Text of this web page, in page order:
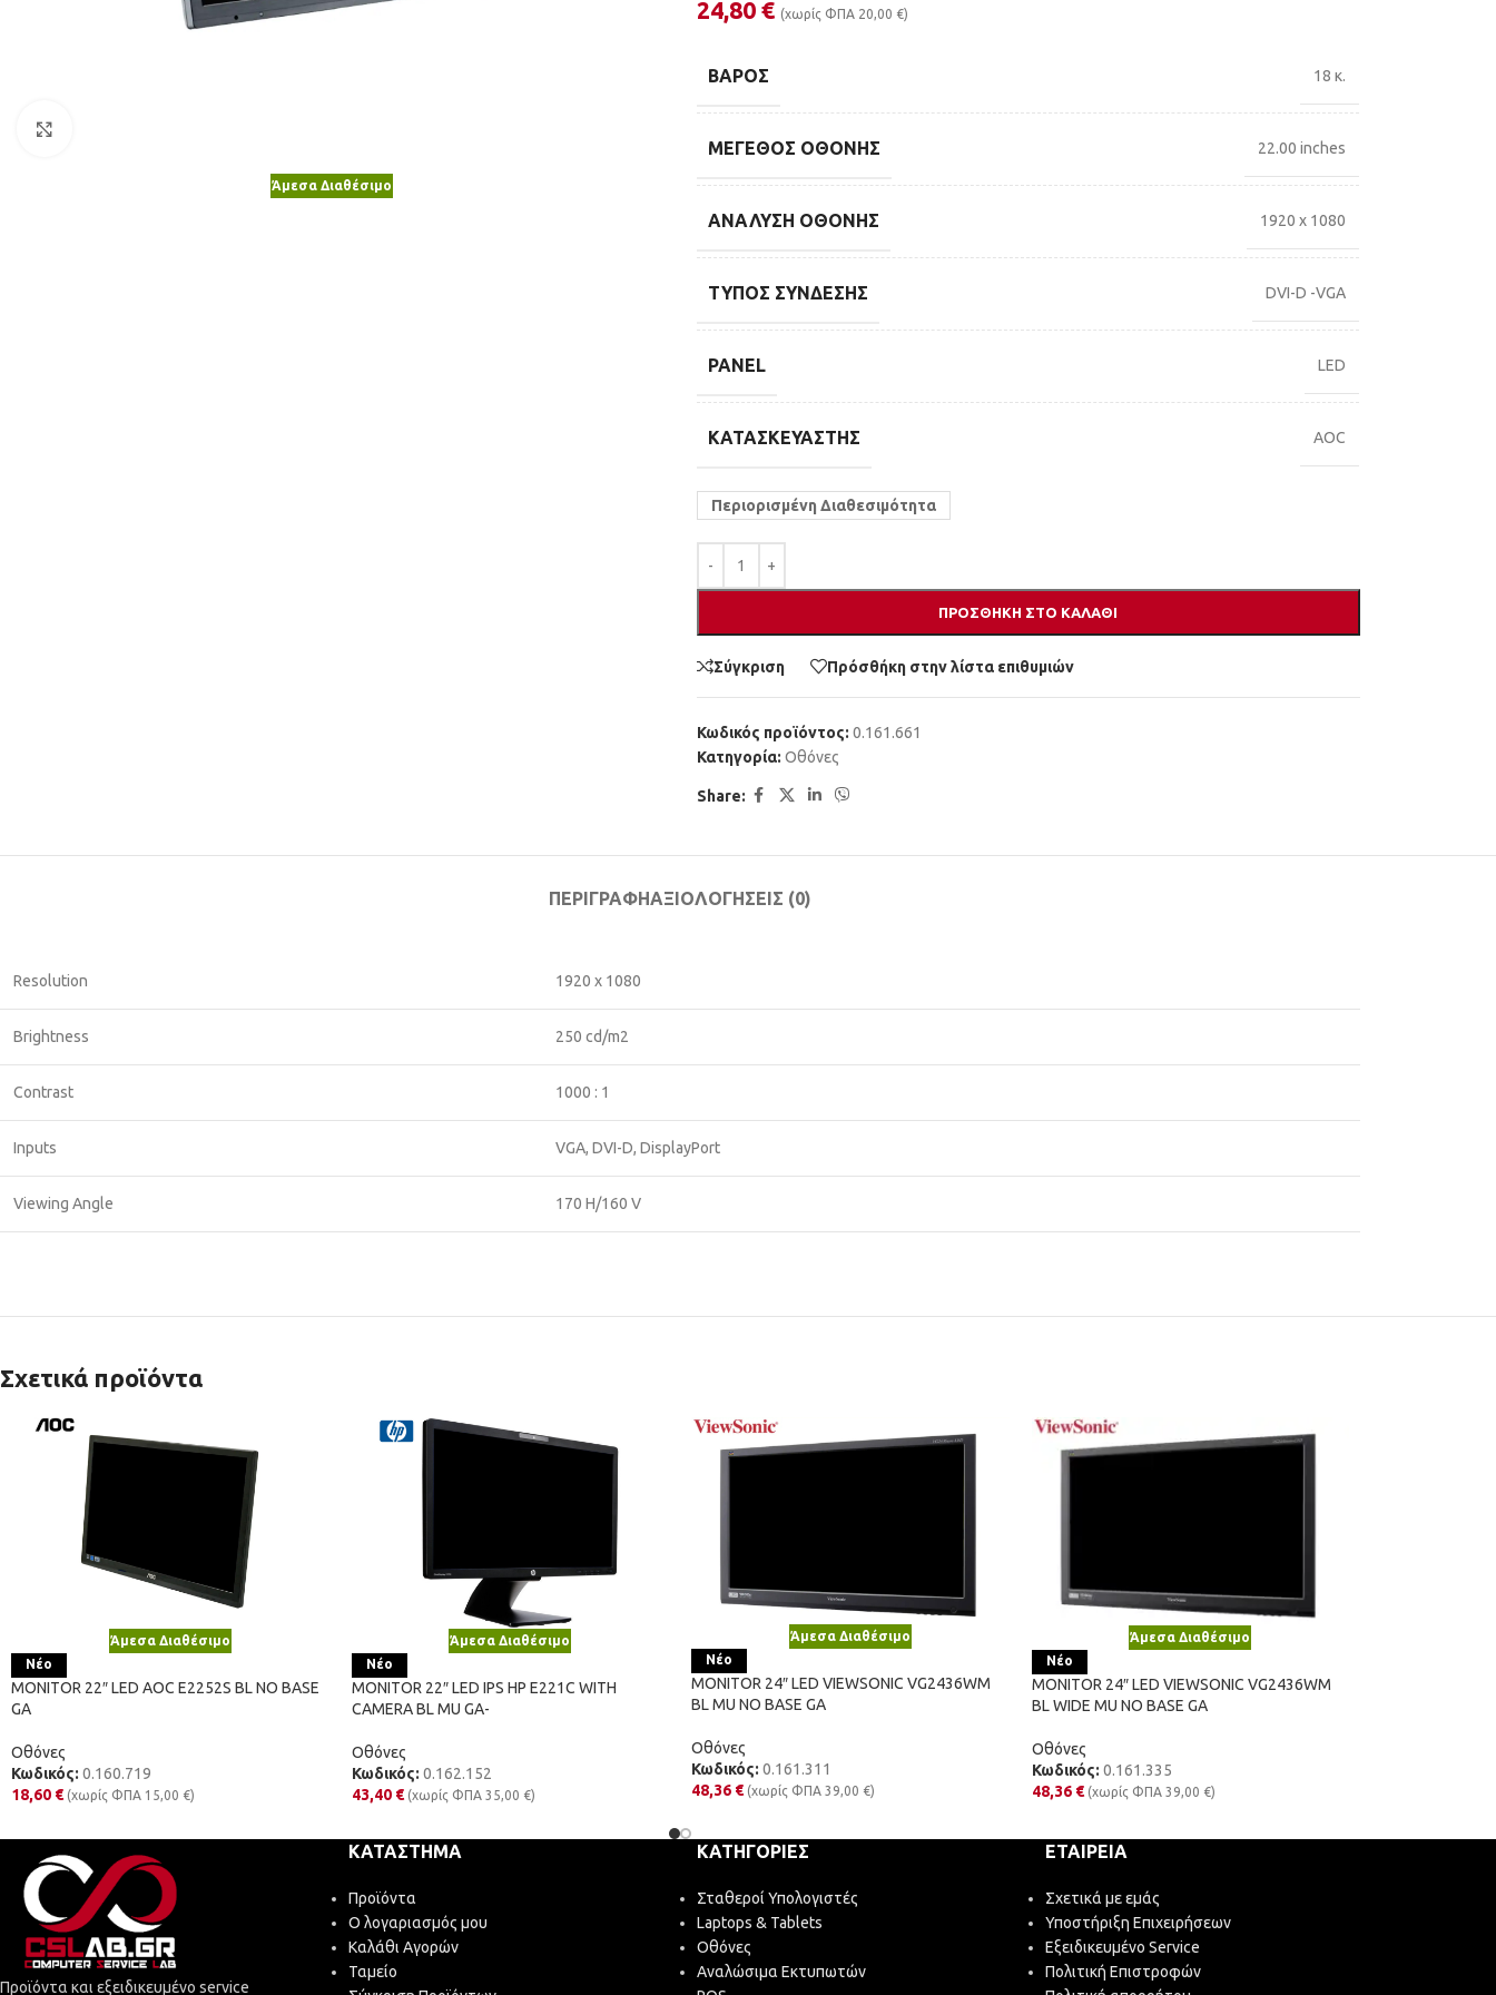
Άμεσα Διαθέσιμο
24,80 € (χωρίς ΦΠΑ 20,00 €)
ΒΆΡΟΣ 18 κ.
ΜΈΓΕΘΟΣ ΟΘΌΝΗΣ 22.00 inches
ΑΝΆΛΥΣΗ ΟΘΌΝΗΣ 1920 x 1080
ΤΎΠΟΣ ΣΎΝΔΕΣΗΣ DVI-D -VGA
PANEL LED
ΚΑΤΑΣΚΕΥΑΣΤΉΣ AOC
Περιορισμένη Διαθεσιμότητα
ΠΡΟΣΘΉΚΗ ΣΤΟ ΚΑΛΆΘΙ
Σύγκριση Πρόσθήκη στην λίστα επιθυμιών
Κωδικός προϊόντος: 0.161.661
Κατηγορία: Οθόνες
Share:
ΠΕΡΙΓΡΑΦΉΑΞΙΟΛΟΓΉΣΕΙΣ (0)
Resolution 1920 x 1080
Brightness 250 cd/m2
Contrast 1000 : 1
Inputs VGA, DVI-D, DisplayPort
Viewing Angle 170 H/160 V
Σχετικά προϊόντα
Άμεσα Διαθέσιμο
Νέο
MONITOR 22″ LED AOC E2252S BL NO BASE
GA
Οθόνες
Κωδικός: 0.160.719
18,60 € (χωρίς ΦΠΑ 15,00 €)
Άμεσα Διαθέσιμο
Νέο
MONITOR 22″ LED IPS HP E221C WITH
CAMERA BL MU GA-
Οθόνες
Κωδικός: 0.162.152
43,40 € (χωρίς ΦΠΑ 35,00 €)
Άμεσα Διαθέσιμο
Νέο
MONITOR 24″ LED VIEWSONIC VG2436WM
BL MU NO BASE GA
Οθόνες
Κωδικός: 0.161.311
48,36 € (χωρίς ΦΠΑ 39,00 €)
Άμεσα Διαθέσιμο
Νέο
MONITOR 24″ LED VIEWSONIC VG2436WM
BL WIDE MU NO BASE GA
Οθόνες
Κωδικός: 0.161.335
48,36 € (χωρίς ΦΠΑ 39,00 €)
Προϊόντα και εξειδικευμένο service
ΚΑΤΆΣΤΗΜΑ
Προϊόντα
Ο λογαριασμός μου
Καλάθι Αγορών
Ταμείο
ΚΑΤΗΓΟΡΊΕΣ
Σταθεροί Υπολογιστές
Laptops & Tablets
Οθόνες
Αναλώσιμα Εκτυπωτών
ΕΤΑΙΡΕΊΑ
Σχετικά με εμάς
Υποστήριξη Επιχειρήσεων
Εξειδικευμένο Service
Πολιτική Επιστροφών